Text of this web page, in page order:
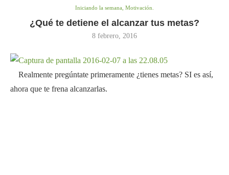
Iniciando la semana, Motivación.
¿Qué te detiene el alcanzar tus metas?
8 febrero, 2016
Realmente pregúntate primeramente ¿tienes metas? SI es así,
ahora que te frena alcanzarlas.